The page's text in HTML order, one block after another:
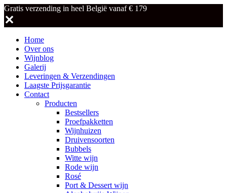
Gratis verzending in heel België vanaf € 179
✕
Home
Over ons
Wijnblog
Galerij
Leveringen & Verzendingen
Laagste Prijsgarantie
Contact
Producten
Bestsellers
Proefpakketten
Wijnhuizen
Druivensoorten
Bubbels
Witte wijn
Rode wijn
Rosé
Port & Dessert wijn